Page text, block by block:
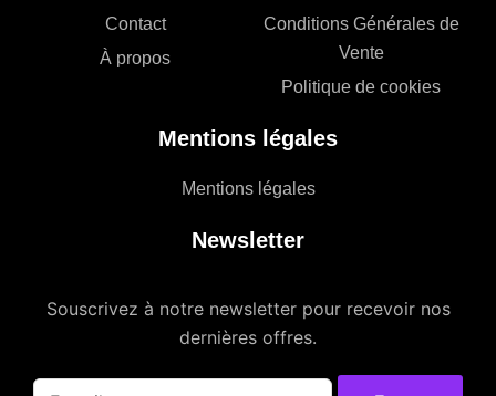
Contact
À propos
Conditions Générales de
Vente
Politique de cookies
Mentions légales
Mentions légales
Newsletter
Souscrivez à notre newsletter pour recevoir nos
dernières offres.